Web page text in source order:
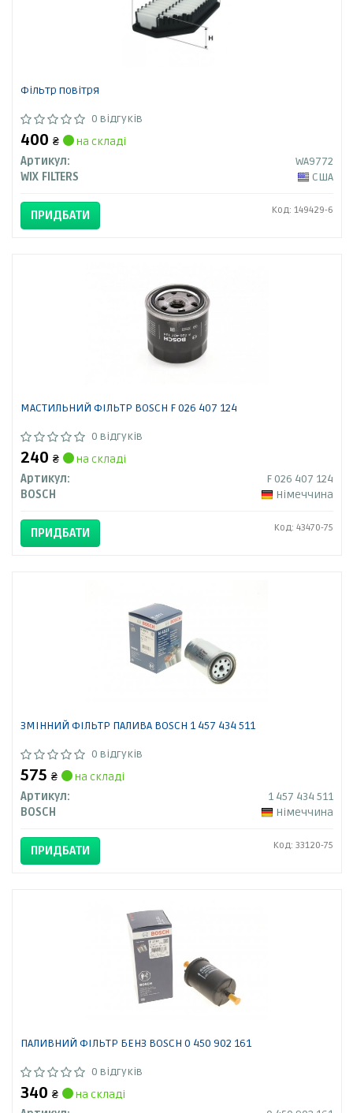
Фільтр повітря
0 відгуків
400 ₴
на складі
Артикул:
WA9772
WIX FILTERS
США
ПРИДБАТИ Код: 149429-6
МАСТИЛЬНИЙ ФІЛЬТР BOSCH F 026 407 124
0 відгуків
240 ₴
на складі
Артикул:
F 026 407 124
BOSCH
Німеччина
ПРИДБАТИ Код: 43470-75
ЗМІННИЙ ФІЛЬТР ПАЛИВА BOSCH 1 457 434 511
0 відгуків
575 ₴
на складі
Артикул:
1 457 434 511
BOSCH
Німеччина
ПРИДБАТИ Код: 33120-75
ПАЛИВНИЙ ФІЛЬТР БЕНЗ BOSCH 0 450 902 161
0 відгуків
340 ₴
на складі